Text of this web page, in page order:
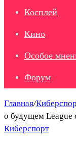
Косплей
Кино
Особое
Форум
Главная/
о будущем League
Киберспорт